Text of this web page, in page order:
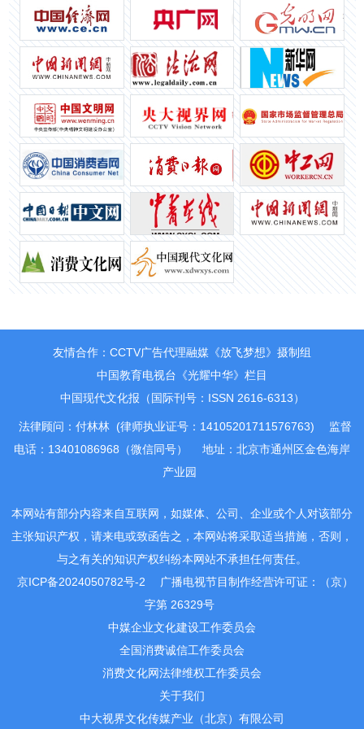
友情合作：CCTV广告代理融媒《放飞梦想》摄制组
中国教育电视台《光耀中华》栏目
中国现代文化报（国际刊号：ISSN 2616-6313）
法律顾问：付林林 (律师执业证号：14105201711576763)
监督
电话：13401086968（微信同号）
地址：北京市通州区金色海岸
产业园
本网站有部分内容来自互联网，如媒体、公司、企业或个人对该部分
主张知识产权，请来电或致函告之，本网站将采取适当措施，否则，
与之有关的知识产权纠纷本网站不承担任何责任。
京ICP备2024050782号-2
广播电视节目制作经营许可证：（京）
字第 26329号
中媒企业文化建设工作委员会
全国消费诚信工作委员会
消费文化网法律维权工作委员会
关于我们
中大视界文化传媒产业（北京）有限公司